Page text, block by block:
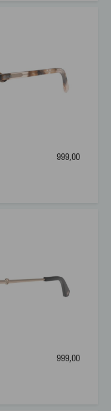
999,00
999,00